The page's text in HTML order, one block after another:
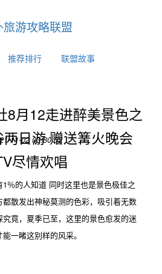
旅游攻略联盟
推荐排行 联盟故事
8月12走进醉美景色之
日游 赠送篝火晚会
尽情欢唱
11-02 03:30:52
％的人知道 同时这里也是景色极佳之
散发出神秘莫测的色彩，吸引着无数
竟，夏季已至，这里的景色愈发的迷
一睹这别样的风采。